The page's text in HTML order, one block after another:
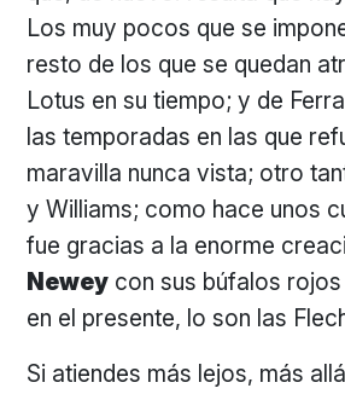
Los muy pocos que se
resto de los que se quedan
Lotus en su tiempo; y de
las temporadas en las que
maravilla nunca vista; otro
y Williams; como hace unos
fue gracias a la enorme
Newey con sus búfalos
en el presente, lo son las
Si atiendes más lejos, más